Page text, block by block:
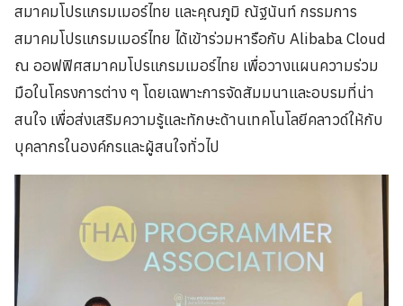
สมาคมโปรแกรมเมอร์ไทย และคุณภูมิ ณัฐนันท์ กรรมการ
สมาคมโปรแกรมเมอร์ไทย ได้เข้าร่วมหารือกับ Alibaba Cloud
ณ ออฟฟิศสมาคมโปรแกรมเมอร์ไทย เพื่อวางแผนความร่วม
มือในโครงการต่าง ๆ โดยเฉพาะการจัดสัมมนาและอบรมที่น่า
สนใจ เพื่อส่งเสริมความรู้และทักษะด้านเทคโนโลยีคลาวด์ให้กับ
บุคลากรในองค์กรและผู้สนใจทั่วไป